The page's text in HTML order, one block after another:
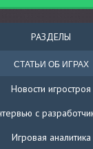
РАЗДЕЛЫ
СТАТЬИ ОБ ИГРАХ
Новости игростроя
с
Игровая аналитика